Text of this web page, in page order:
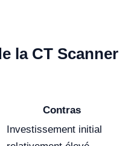
la CT Scanner
Contras
Investissement initial